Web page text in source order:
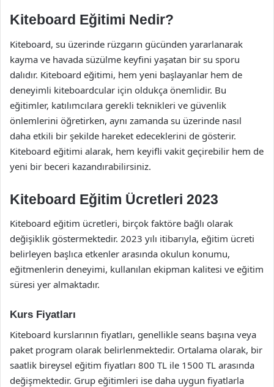
Kiteboard Eğitimi Nedir?
Kiteboard, su üzerinde rüzgarın gücünden yararlanarak
kayma ve havada süzülme keyfini yaşatan bir su sporu
dalıdır. Kiteboard eğitimi, hem yeni başlayanlar hem de
deneyimli kiteboardcular için oldukça önemlidir. Bu
eğitimler, katılımcılara gerekli teknikleri ve güvenlik
önlemlerini öğretirken, aynı zamanda su üzerinde nasıl
daha etkili bir şekilde hareket edeceklerini de gösterir.
Kiteboard eğitimi alarak, hem keyifli vakit geçirebilir hem de
yeni bir beceri kazandırabilirsiniz.
Kiteboard Eğitim Ücretleri 2023
Kiteboard eğitim ücretleri, birçok faktöre bağlı olarak
değişiklik göstermektedir. 2023 yılı itibarıyla, eğitim ücreti
belirleyen başlıca etkenler arasında okulun konumu,
eğitmenlerin deneyimi, kullanılan ekipman kalitesi ve eğitim
süresi yer almaktadır.
Kurs Fiyatları
Kiteboard kurslarının fiyatları, genellikle seans başına veya
paket program olarak belirlenmektedir. Ortalama olarak, bir
saatlik bireysel eğitim fiyatları 800 TL ile 1500 TL arasında
değişmektedir. Grup eğitimleri ise daha uygun fiyatlarla